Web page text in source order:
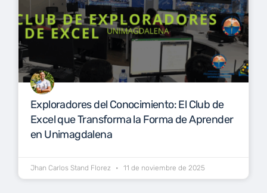
Exploradores del Conocimiento: El Club de
Excel que Transforma la Forma de Aprender
en Unimagdalena
Jhan Carlos Stand Florez 11 de noviembre de 2025